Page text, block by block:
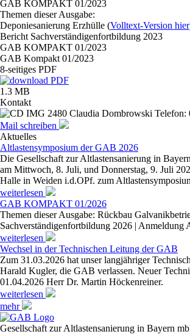
GAB KOMPAKT 01/2023
Themen dieser Ausgabe:
Deponiesanierung Erzhülle (Volltext-Version hier
Bericht Sachverständigenfortbildung 2023
GAB KOMPAKT 01/2023
GAB Kompakt 01/2023
8-seitiges PDF
1.3 MB
Kontakt
Claudia Dombrowski Telefon:
Mail schreiben
Aktuelles
Altlastensymposium der GAB 2026
Die Gesellschaft zur Altlastensanierung in
am Mittwoch, 8. Juli, und Donnerstag, 9. Juli
Halle in Weiden i.d.OPf. zum
weiterlesen
GAB KOMPAKT 01/2026
Themen dieser Ausgabe: Rückbau
Sachverständigenfortbildung 2026 | Anmeldung
weiterlesen
Wechsel in der Technischen Leitung der GAB
Zum 31.03.2026 hat unser langjähriger
Harald Kugler, die GAB verlassen. Neuer
01.04.2026 Herr Dr. Martin Höckenreiner.
weiterlesen
mehr
Gesellschaft zur Altlastensanierung in Bayern